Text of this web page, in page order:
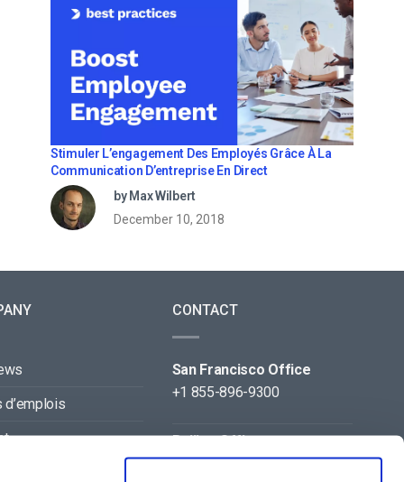
Stimuler L’engagement Des Employés Grâce À La
Communication D’entreprise En Direct
by Max Wilbert
December 10, 2018
CONTACT
San Francisco Office
+1 855-896-9300
Beijing Office
+86 105-123-5043